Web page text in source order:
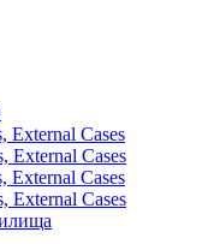
External Cases
External Cases
External Cases
External Cases